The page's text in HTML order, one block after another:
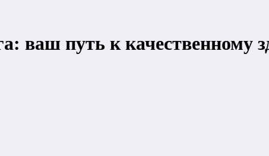
ваш путь к качественному